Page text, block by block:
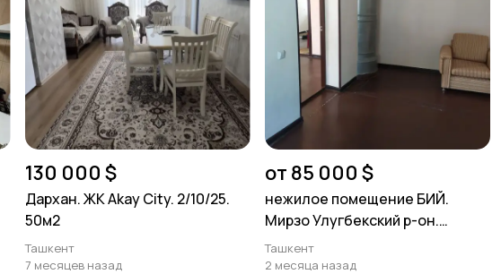
130 000 $
Дархан. ЖК Akay City. 2/10/25.
50м2
Ташкент
7 месяцев назад
от 85 000 $
нежилое помещение БИЙ.
Мирзо Улугбекский р-он.
Дагестанская 2/1/2. 42м².
Ташкент
2 месяца назад